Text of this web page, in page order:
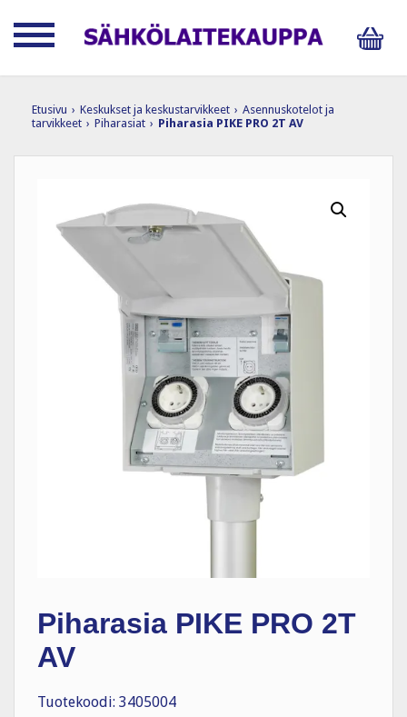
Etusivu › Keskukset ja keskustarvikkeet › Asennuskotelot ja
tarvikkeet › Piharasiat › Piharasia PIKE PRO 2T AV
Piharasia PIKE PRO 2T
AV
Tuotekoodi: 3405004